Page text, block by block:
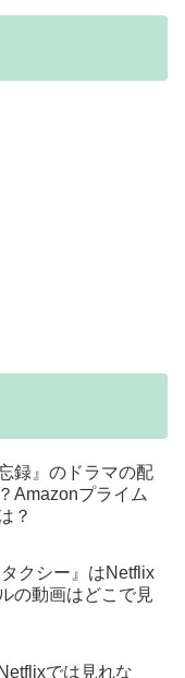
録』のドラマの配
Amazonプライム
？
タクシー』はNetflix
の動画はどこで見
では見れな